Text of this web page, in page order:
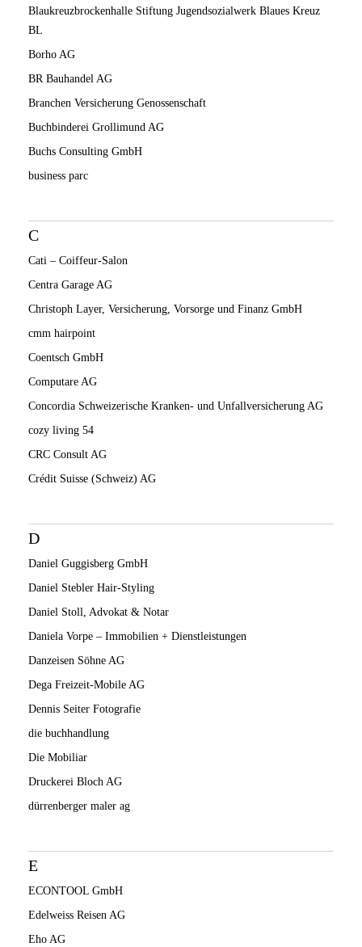
Blaukreuzbrockenhalle Stiftung Jugendsozialwerk Blaues Kreuz
BL
Borho AG
BR Bauhandel AG
Branchen Versicherung Genossenschaft
Buchbinderei Grollimund AG
Buchs Consulting GmbH
business parc
C
Cati – Coiffeur-Salon
Centra Garage AG
Christoph Layer, Versicherung, Vorsorge und Finanz GmbH
cmm hairpoint
Coentsch GmbH
Computare AG
Concordia Schweizerische Kranken- und Unfallversicherung AG
cozy living 54
CRC Consult AG
Crédit Suisse (Schweiz) AG
D
Daniel Guggisberg GmbH
Daniel Stebler Hair-Styling
Daniel Stoll, Advokat & Notar
Daniela Vorpe – Immobilien + Dienstleistungen
Danzeisen Söhne AG
Dega Freizeit-Mobile AG
Dennis Seiter Fotografie
die buchhandlung
Die Mobiliar
Druckerei Bloch AG
dürrenberger maler ag
E
ECONTOOL GmbH
Edelweiss Reisen AG
Eho AG